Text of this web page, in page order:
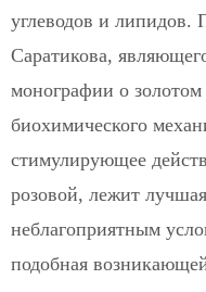
углеводов и
Саратикова,
монографии о
биохимического
стимулирующее
розовой, лежит
неблагоприятным
подобная